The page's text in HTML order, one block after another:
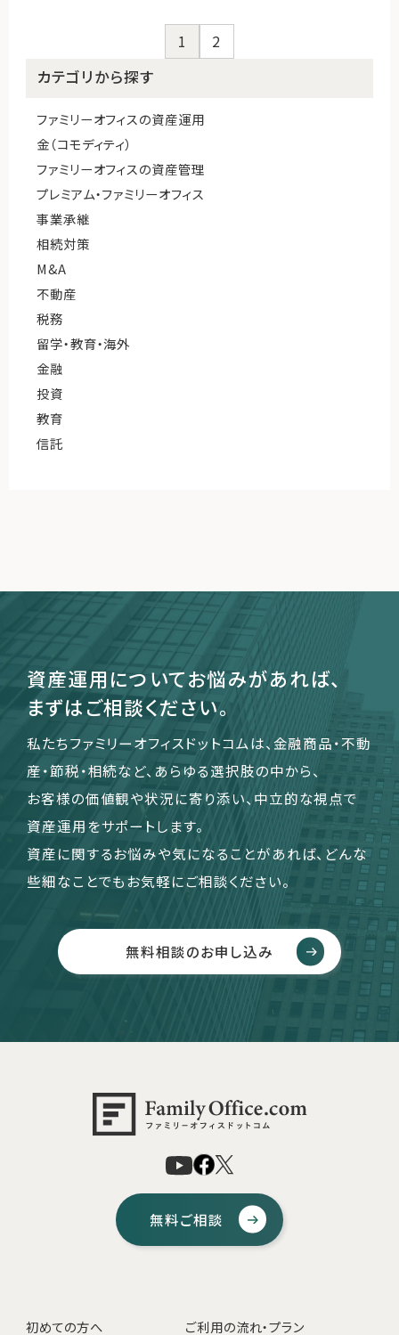
1 2
カテゴリから探す
ファミリーオフィスの資産運用
金（コモディティ）
ファミリーオフィスの資産管理
プレミアム・ファミリーオフィス
事業承継
相続対策
M&A
不動産
税務
留学・教育・海外
金融
投資
教育
信託
資産運用についてお悩みがあれば、
まずはご相談ください。
私たちファミリーオフィスドットコムは、金融商品・不動
産・節税・相続など、あらゆる選択肢の中から、
お客様の価値観や状況に寄り添い、中立的な視点で
資産運用をサポートします。
資産に関するお悩みや気になることがあれば、どんな
些細なことでもお気軽にご相談ください。
無料相談のお申し込み
無料ご相談
初めての方へ ご利用の流れ・プラン